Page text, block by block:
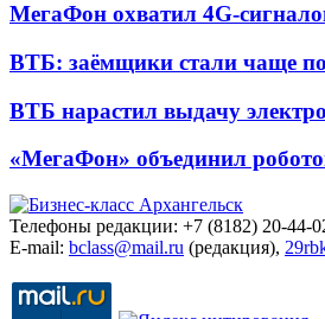
МегаФон охватил 4G-
ВТБ: заёмщики стали чаще
ВТБ нарастил выдачу
«МегаФон» объединил
Телефоны редакции: +7 (8182) 20-44-
E-mail: bclass@mail.ru (редакция),